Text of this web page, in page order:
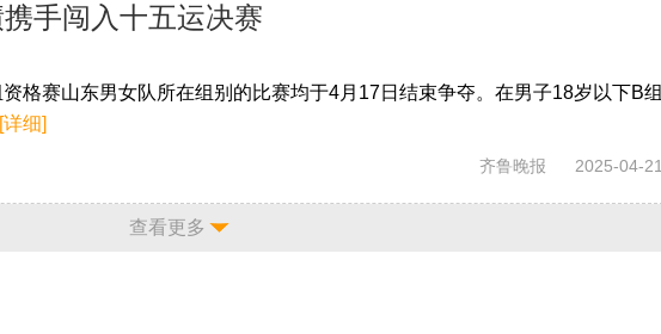
手闯入十五运决赛
格赛山东男女队所在组别的比赛均于4月17日结束争夺。在男子18岁以下B组
[详细]
齐鲁晚报 2025-04-21
查看更多